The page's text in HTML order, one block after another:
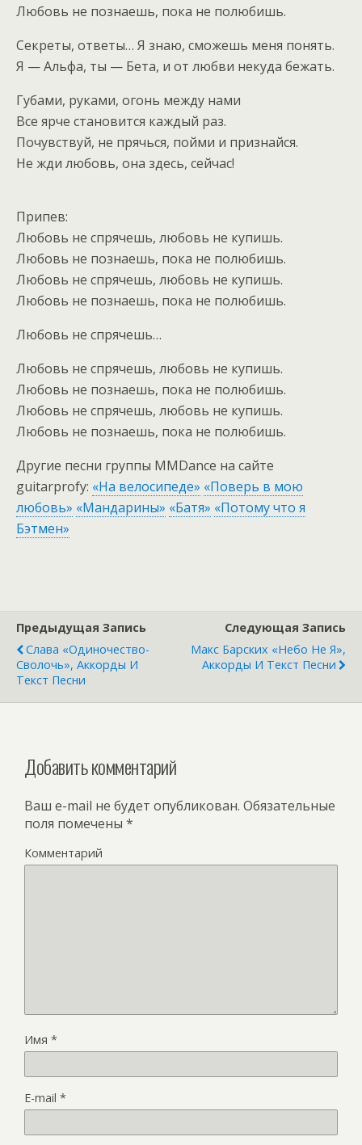
Любовь не познаешь, пока не полюбишь.
Секреты, ответы… Я знаю, сможешь меня понять.
Я — Альфа, ты — Бета, и от любви некуда бежать.
Губами, руками, огонь между нами
Все ярче становится каждый раз.
Почувствуй, не прячься, пойми и признайся.
Не жди любовь, она здесь, сейчас!
Припев:
Любовь не спрячешь, любовь не купишь.
Любовь не познаешь, пока не полюбишь.
Любовь не спрячешь, любовь не купишь.
Любовь не познаешь, пока не полюбишь.
Любовь не спрячешь…
Любовь не спрячешь, любовь не купишь.
Любовь не познаешь, пока не полюбишь.
Любовь не спрячешь, любовь не купишь.
Любовь не познаешь, пока не полюбишь.
Другие песни группы MMDance на сайте
guitarprofy: «На велосипеде» «Поверь в мою
любовь» «Мандарины» «Батя» «Потому что я
Бэтмен»
Предыдущая Запись
Слава «Одиночество-
Сволочь», Аккорды И
Текст Песни
Следующая Запись
Макс Барских «Небо Не Я»,
Аккорды И Текст Песни
Добавить комментарий
Ваш e-mail не будет опубликован. Обязательные
поля помечены *
Комментарий
Имя *
E-mail *